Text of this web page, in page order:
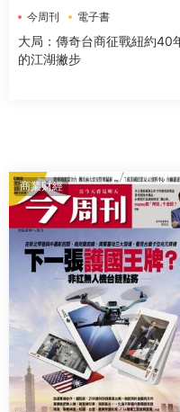
今周刊 電子書
大局：傳奇台商征戰紐約40
的江湖撇步
商業财經